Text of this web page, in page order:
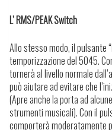
L’ RMS/PEAK Switch
Allo stesso modo, il pulsante
temporizzazione del 5045.
tornerà al livello normale
può aiutare ad evitare che
(Apre anche la porta ad
strumenti musicali). Con il
comporterà moderatamente